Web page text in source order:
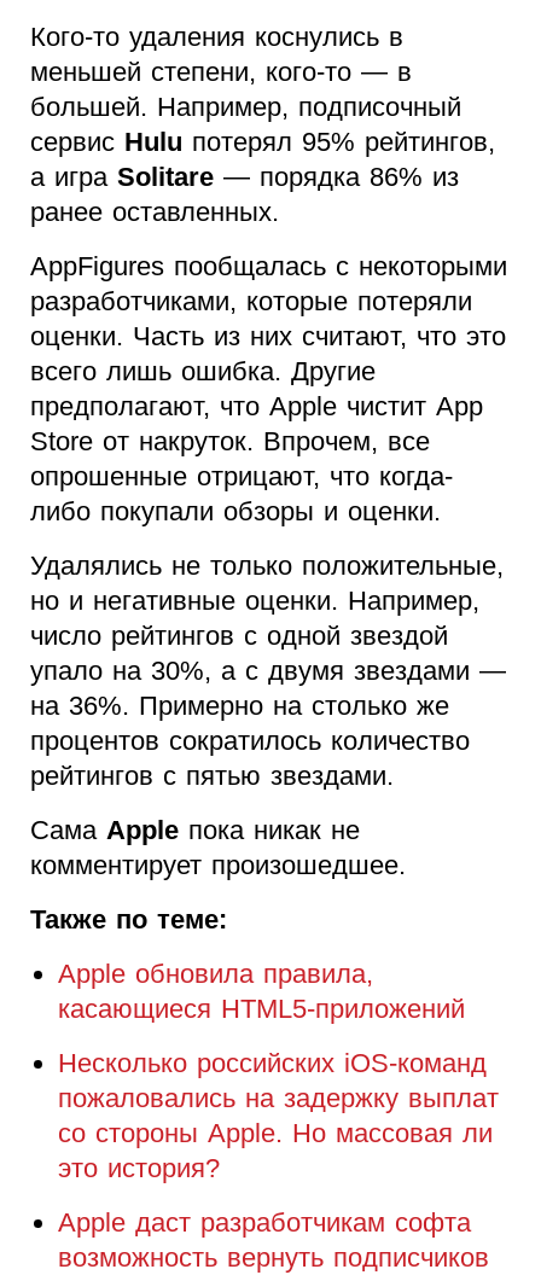
Кого-то удаления коснулись в
меньшей степени, кого-то — в
большей. Например, подписочный
сервис Hulu потерял 95% рейтингов,
а игра Solitare — порядка 86% из
ранее оставленных.
AppFigures пообщалась с некоторыми
разработчиками, которые потеряли
оценки. Часть из них считают, что это
всего лишь ошибка. Другие
предполагают, что Apple чистит App
Store от накруток. Впрочем, все
опрошенные отрицают, что когда-
либо покупали обзоры и оценки.
Удалялись не только положительные,
но и негативные оценки. Например,
число рейтингов с одной звездой
упало на 30%, а с двумя звездами —
на 36%. Примерно на столько же
процентов сократилось количество
рейтингов с пятью звездами.
Сама Apple пока никак не
комментирует произошедшее.
Также по теме:
Apple обновила правила,
касающиеся HTML5-приложений
Несколько российских iOS-команд
пожаловались на задержку выплат
со стороны Apple. Но массовая ли
это история?
Apple даст разработчикам софта
возможность вернуть подписчиков